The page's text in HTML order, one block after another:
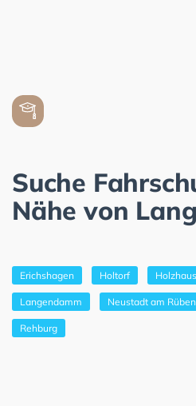
Suche
Nähe von
Erichshagen Holtorf
Langendamm Neustadt am
Rehburg